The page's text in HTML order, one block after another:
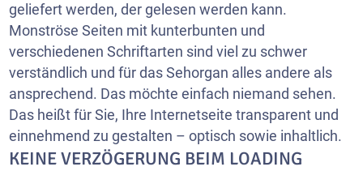
geliefert werden, der gelesen werden kann.
Monströse Seiten mit kunterbunten und
verschiedenen Schriftarten sind viel zu schwer
verständlich und für das Sehorgan alles andere als
ansprechend. Das möchte einfach niemand sehen.
Das heißt für Sie, Ihre Internetseite transparent und
einnehmend zu gestalten – optisch sowie inhaltlich.
KEINE VERZÖGERUNG BEIM LOADING